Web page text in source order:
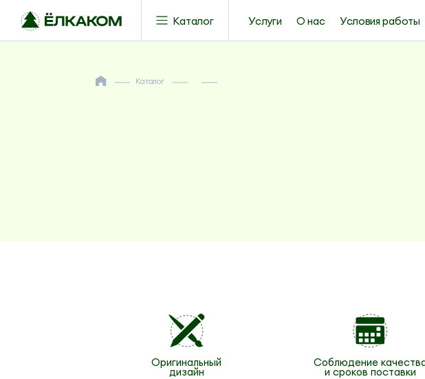
Каталог Услуги О нас Условия работы
Каталог
Оригинальный
дизайн
Соблюдение
и сроков поставки